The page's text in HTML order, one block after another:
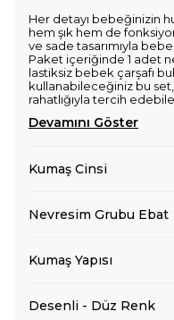
Her detayı bebeğinizin
hem şık hem de
ve sade tasarımıyla
Paket içeriğinde 1 adet
lastiksiz bebek çarşafı
kullanabileceğiniz bu
rahatlığıyla tercih
Devamını Göster
Kumaş Cinsi
Nevresim Grubu Ebat
Kumaş Yapısı
Desenli - Düz Renk